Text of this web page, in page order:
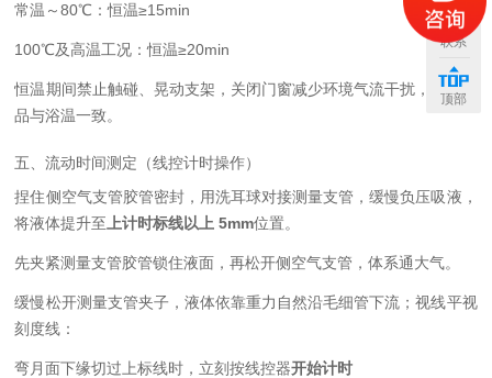
常温～80℃：恒温≥15min
100℃及高温工况：恒温≥20min
恒温期间禁止触碰、晃动支架，关闭门窗减少环境气流干扰，保证样
品与浴温一致。
五、流动时间测定（线控计时操作）
捏住侧空气支管胶管密封，用洗耳球对接测量支管，缓慢负压吸液，
将液体提升至 上计时标线以上 5mm位置。
先夹紧测量支管胶管锁住液面，再松开侧空气支管，体系通大气。
缓慢松开测量支管夹子，液体依靠重力自然沿毛细管下流；视线平视
刻度线：
弯月面下缘切过上标线时，立刻按线控器开始计时
联系
顶部